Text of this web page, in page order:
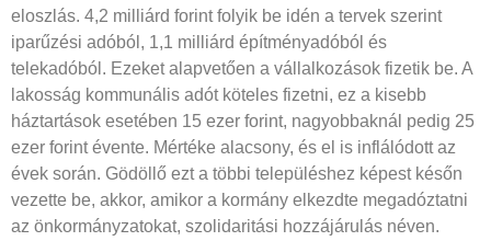
eloszlás. 4,2 milliárd forint folyik be idén a tervek szerint
iparűzési adóból, 1,1 milliárd építményadóból és
telekadóból. Ezeket alapvetően a vállalkozások fizetik be. A
lakosság kommunális adót köteles fizetni, ez a kisebb
háztartások esetében 15 ezer forint, nagyobbaknál pedig 25
ezer forint évente. Mértéke alacsony, és el is inflálódott az
évek során. Gödöllő ezt a többi településhez képest későn
vezette be, akkor, amikor a kormány elkezdte megadóztatni
az önkormányzatokat, szolidaritási hozzájárulás néven.